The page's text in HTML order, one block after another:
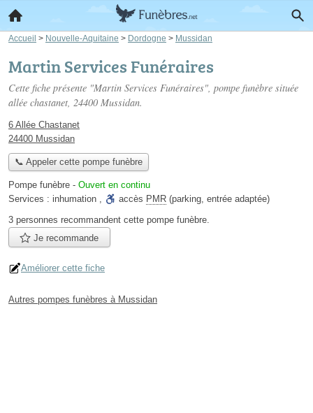
Accueil > Nouvelle-Aquitaine > Dordogne > Mussidan
Martin Services Funéraires
Cette fiche présente "Martin Services Funéraires", pompe funèbre située
allée chastanet, 24400 Mussidan.
6 Allée Chastanet
24400 Mussidan
📞 Appeler cette pompe funèbre
Pompe funèbre - Ouvert en continu
Services : inhumation , accès PMR (parking, entrée adaptée)
3 personnes recommandent cette pompe funèbre.
Je recommande
Améliorer cette fiche
Autres pompes funèbres à Mussidan